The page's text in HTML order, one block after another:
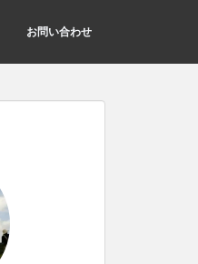
お問い合わせ